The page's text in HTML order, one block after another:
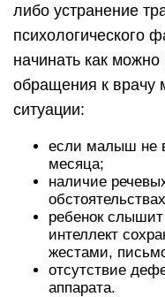
либо устранение
психологического
начинать как
обращения к врачу
ситуации:
если малыш не
месяца;
наличие
ребенок слышит
интеллект
жестами,
отсутствие
аппарата.